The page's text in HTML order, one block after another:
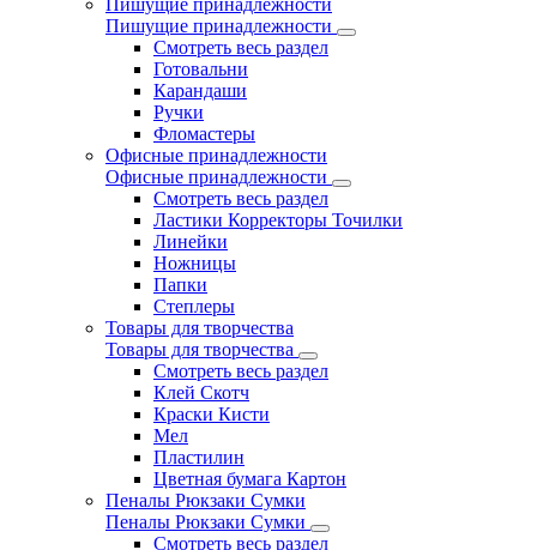
Пишущие принадлежности
Пишущие принадлежности
Смотреть весь раздел
Готовальни
Карандаши
Ручки
Фломастеры
Офисные принадлежности
Офисные принадлежности
Смотреть весь раздел
Ластики Корректоры Точилки
Линейки
Ножницы
Папки
Степлеры
Товары для творчества
Товары для творчества
Смотреть весь раздел
Клей Скотч
Краски Кисти
Мел
Пластилин
Цветная бумага Картон
Пеналы Рюкзаки Сумки
Пеналы Рюкзаки Сумки
Смотреть весь раздел